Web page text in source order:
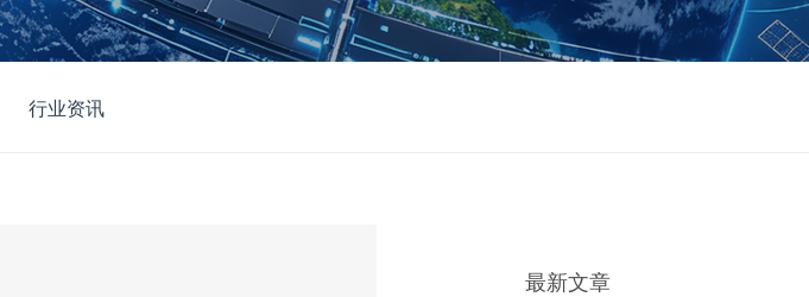
行业资讯
最新文章